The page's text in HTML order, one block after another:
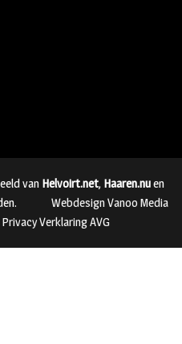
van Helvoirt.net, Haaren.nuen
Webdesign Vanoo Media
Privacy Verklaring AVG